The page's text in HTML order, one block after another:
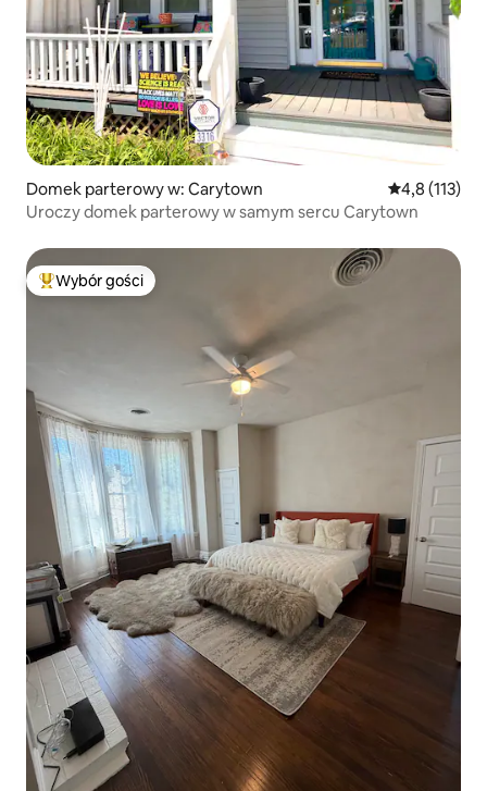
Domek parterowy w: Carytown Średnia
4,8 (113)
Uroczy domek parterowy w samym sercu Carytown
Najpopularniejsze z kategorii Wybór gości
Wybór gości